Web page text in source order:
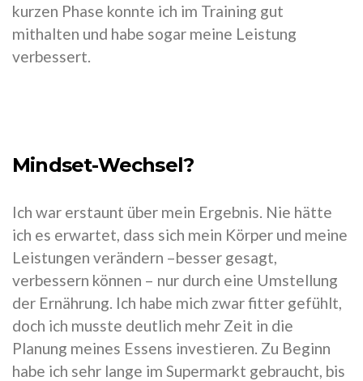
kurzen Phase konnte ich im Training gut
mithalten und habe sogar meine Leistung
verbessert.
Mindset-Wechsel?
Ich war erstaunt über mein Ergebnis. Nie hätte
ich es erwartet, dass sich mein Körper und meine
Leistungen verändern –besser gesagt,
verbessern können – nur durch eine Umstellung
der Ernährung. Ich habe mich zwar fitter gefühlt,
doch ich musste deutlich mehr Zeit in die
Planung meines Essens investieren. Zu Beginn
habe ich sehr lange im Supermarkt gebraucht, bis